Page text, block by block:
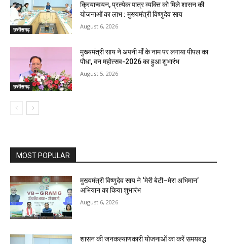
छत्तीसगढ़
क्रियान्वयन, प्रत्येक पात्र व्यक्ति को मिले शासन की
योजनाओं का लाभ : मुख्यमंत्री विष्णुदेव साय
August 6, 2026
छत्तीसगढ़
मुख्यमंत्री साय ने अपनी माँ के नाम पर लगाया पीपल का
पौधा, वन महोत्सव-2026 का हुआ शुभारंभ
August 5, 2026
MOST POPULAR
मुख्यमंत्री विष्णुदेव साय ने ‘मेरी बेटी–मेरा अभिमान’
अभियान का किया शुभारंभ
August 6, 2026
शासन की जनकल्याणकारी योजनाओं का करें समयबद्ध